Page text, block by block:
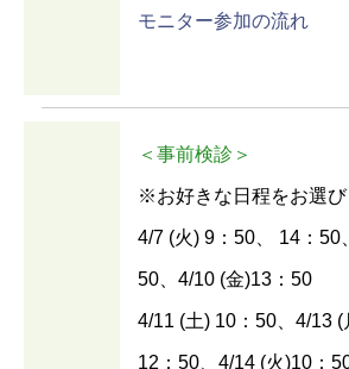
モニター参加の流れ
＜事前検診＞
※お好きな日程をお選び
4/7 (火) 9：50、 14：50
50、4/10 (金)13：50
4/11 (土) 10：50、4/13 (
12：50、4/14 (火)10：